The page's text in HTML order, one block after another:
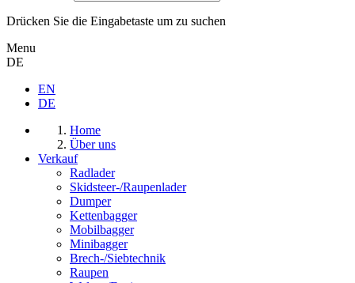
Drücken Sie die Eingabetaste um zu suchen
Menu
DE
EN
DE
Home
Über uns
Verkauf
Radlader
Skidsteer-/Raupenlader
Dumper
Kettenbagger
Mobilbagger
Minibagger
Brech-/Siebtechnik
Raupen